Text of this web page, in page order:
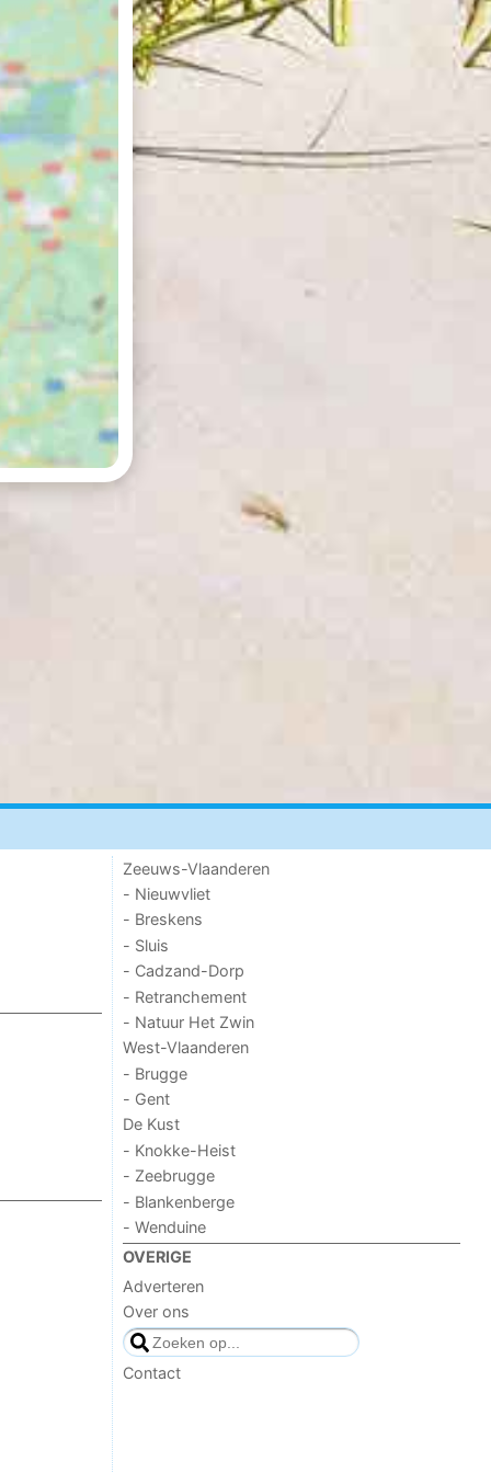
Zeeuws-Vlaanderen
- Nieuwvliet
- Breskens
- Sluis
- Cadzand-Dorp
- Retranchement
- Natuur Het Zwin
West-Vlaanderen
- Brugge
- Gent
De Kust
- Knokke-Heist
- Zeebrugge
- Blankenberge
- Wenduine
OVERIGE
Adverteren
Over ons
Contact